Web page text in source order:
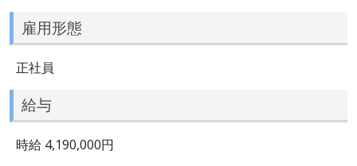
雇用形態
正社員
給与
時給 4,190,000円